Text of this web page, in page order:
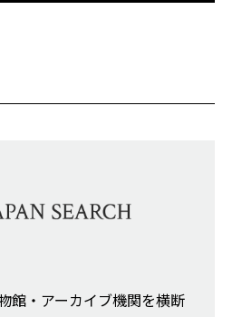
館・アーカイブ機関を横断